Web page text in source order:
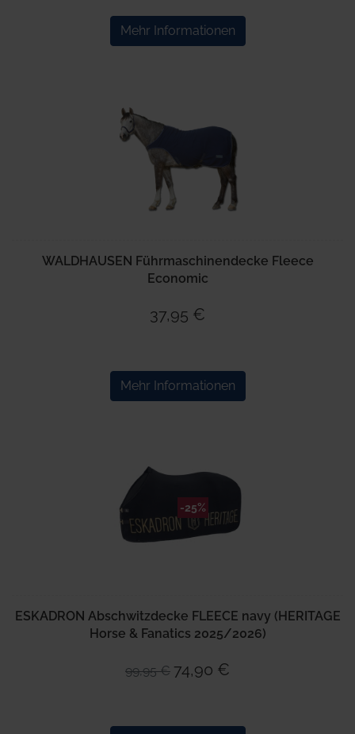
Mehr Informationen
WALDHAUSEN Führmaschinendecke Fleece
Economic
37,95 €
Mehr Informationen
-25%
ESKADRON Abschwitzdecke FLEECE navy (HERITAGE
Horse & Fanatics 2025/2026)
99,95 € 74,90 €